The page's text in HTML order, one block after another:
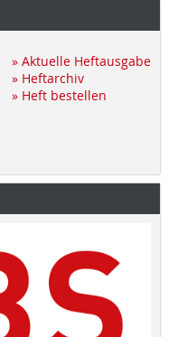
» Aktuelle Heftausgabe
» Heftarchiv
» Heft bestellen